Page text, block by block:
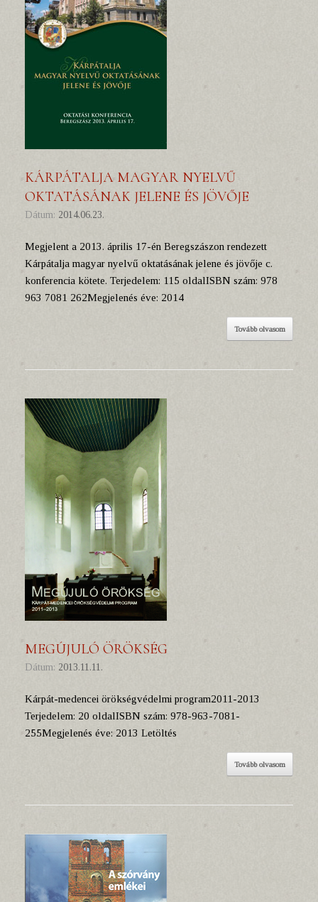
KÁRPÁTALJA MAGYAR NYELVŰ
OKTATÁSÁNAK JELENE ÉS JÖVŐJE
Dátum: 2014.06.23.
Megjelent a 2013. április 17-én Beregszászon rendezett
Kárpátalja magyar nyelvű oktatásának jelene és jövője c.
konferencia kötete. Terjedelem: 115 oldalISBN szám: 978
963 7081 262Megjelenés éve: 2014
Tovább olvasom
MEGÚJULÓ ÖRÖKSÉG
Dátum: 2013.11.11.
Kárpát-medencei örökségvédelmi program2011-2013
Terjedelem: 20 oldalISBN szám: 978-963-7081-
255Megjelenés éve: 2013 Letöltés
Tovább olvasom